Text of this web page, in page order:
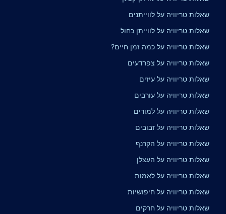
שאלות טריוויה על לווייתנים
שאלות טריוויה על לווייתן כחול
שאלות טריוויה על כמה זמן חיים?
שאלות טריוויה על צפרדעים
שאלות טריוויה על עיזים
שאלות טריוויה על עורבים
שאלות טריוויה על למורים
שאלות טריוויה על זבובים
שאלות טריוויה על הקרנף
שאלות טריוויה על העצלן
שאלות טריוויה על לאמות
שאלות טריוויה על חיפושיות
שאלות טריוויה על חרקים